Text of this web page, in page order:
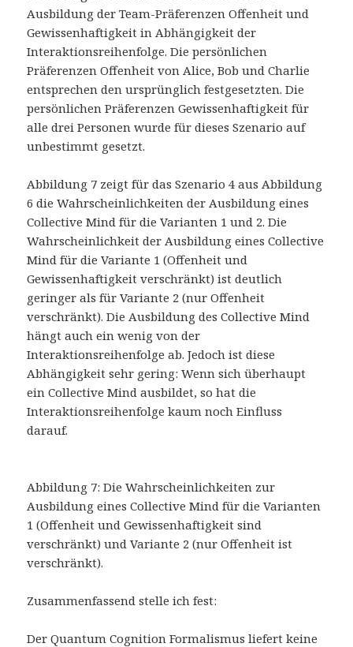
Ausbildung der Team-Präferenzen Offenheit und
Gewissenhaftigkeit in Abhängigkeit der
Interaktionsreihenfolge. Die persönlichen
Präferenzen Offenheit von Alice, Bob und Charlie
entsprechen den ursprünglich festgesetzten. Die
persönlichen Präferenzen Gewissenhaftigkeit für
alle drei Personen wurde für dieses Szenario auf
unbestimmt gesetzt.
Abbildung 7 zeigt für das Szenario 4 aus Abbildung
6 die Wahrscheinlichkeiten der Ausbildung eines
Collective Mind für die Varianten 1 und 2. Die
Wahrscheinlichkeit der Ausbildung eines Collective
Mind für die Variante 1 (Offenheit und
Gewissenhaftigkeit verschränkt) ist deutlich
geringer als für Variante 2 (nur Offenheit
verschränkt). Die Ausbildung des Collective Mind
hängt auch ein wenig von der
Interaktionsreihenfolge ab. Jedoch ist diese
Abhängigkeit sehr gering: Wenn sich überhaupt
ein Collective Mind ausbildet, so hat die
Interaktionsreihenfolge kaum noch Einfluss
darauf.
Abbildung 7: Die Wahrscheinlichkeiten zur
Ausbildung eines Collective Mind für die Varianten
1 (Offenheit und Gewissenhaftigkeit sind
verschränkt) und Variante 2 (nur Offenheit ist
verschränkt).
Zusammenfassend stelle ich fest:
Der Quantum Cognition Formalismus liefert keine